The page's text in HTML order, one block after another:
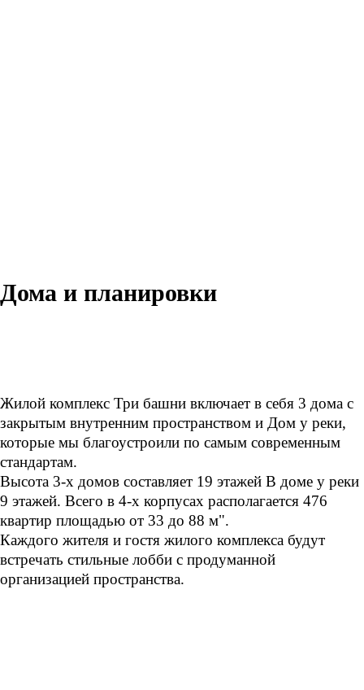
Дома и планировки
Жилой комплекс Три башни включает в себя 3 дома с
закрытым внутренним пространством и Дом у реки,
которые мы благоустроили по самым современным
стандартам.
Высота 3-х домов составляет 19 этажей В доме у реки
9 этажей. Всего в 4-х корпусах располагается 476
квартир площадью от 33 до 88 м".
Каждого жителя и гостя жилого комплекса будут
встречать стильные лобби с продуманной
организацией пространства.